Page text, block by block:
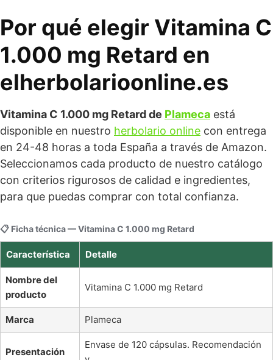
Por qué elegir Vitamina C
1.000 mg Retard en
elherbolarioonline.es
Vitamina C 1.000 mg Retard de Plameca está
disponible en nuestro herbolario online con entrega
en 24-48 horas a toda España a través de Amazon.
Seleccionamos cada producto de nuestro catálogo
con criterios rigurosos de calidad e ingredientes,
para que puedas comprar con total confianza.
📋 Ficha técnica — Vitamina C 1.000 mg Retard
Característica Detalle
Nombre del
producto
Vitamina C 1.000 mg Retard
Marca Plameca
Presentación
Envase de 120 cápsulas. Recomendación